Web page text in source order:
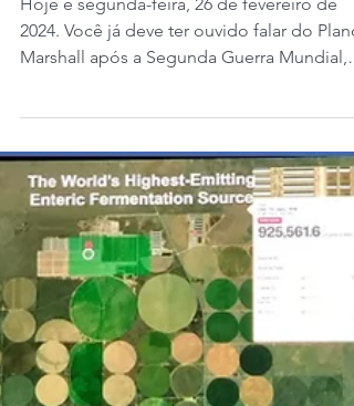
Perspectiva mais recente
do Rhodium Group para a
Demanda Global de
Combustíveis Fósseis.
Hoje é segunda-feira, 26 de fevereiro de
2024. Você já deve ter ouvido falar do Plano
Marshall após a Segunda Guerra Mundial,
quando os...